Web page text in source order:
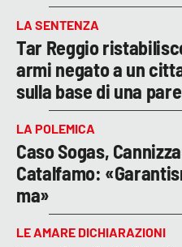
LA SENTENZA
Tar Reggio
armi negato a un
sulla base di una
LA POLEMICA
Caso Sogas,
Catalfamo:
ma»
LE AMARE DICHIARAZIONI